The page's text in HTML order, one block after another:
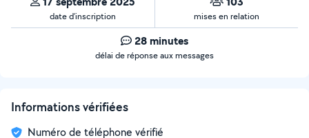
date d’inscription mises en relation
28 minutes
délai de réponse aux messages
Informations vérifiées
Numéro de téléphone vérifié